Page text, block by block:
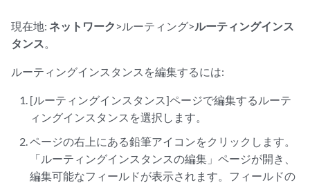
現在地: ネットワーク >ルーティング>ルーティングインス
タンス。
ルーティングインスタンスを編集するには:
[ルーティングインスタンス]ページで編集するルーテ
ィングインスタンスを選択します。
ページの右上にある鉛筆アイコンをクリックします。
「ルーティングインスタンスの編集」ページが開き、
編集可能なフィールドが表示されます。フィールドの